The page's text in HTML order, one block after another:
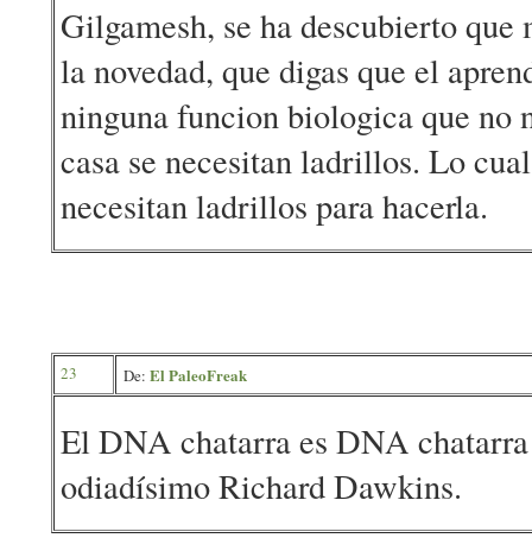
Gilgamesh, se ha descubierto
la novedad, que digas que el
ninguna funcion biologica que no
casa se necesitan ladrillos. Lo
necesitan ladrillos para hacerla.
23 De: El PaleoFreak
El DNA chatarra es DNA
odiadísimo Richard Dawkins.